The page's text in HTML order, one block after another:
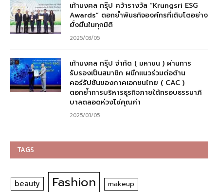
เก้ามงคล กรุ๊ป คว้ารางวัล “Krungsri ESG
Awards” ตอกย้ำพันธกิจองค์กรที่เติบโตอย่าง
ยั่งยืนในทุกมิติ
2025/03/05
เก้ามงคล กรุ๊ป จำกัด ( มหาชน ) ผ่านการ
รับรองเป็นสมาชิก ผนึกแนวร่วมต่อต้าน
คอร์รัปชันของภาคเอกชนไทย ( CAC )
ตอกย้ำการบริหารธุรกิจภายใต้กรอบธรรมาภิ
บาลตลอดห่วงโซ่คุณค่า
2025/03/05
TAGS
beauty Fashion makeup